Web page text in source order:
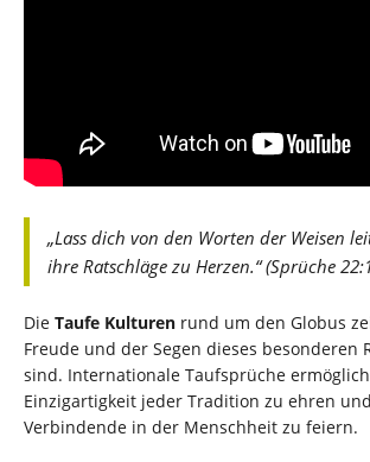
„Lass dich von den Worten der Weisen
ihre Ratschläge zu Herzen.“ (Sprüche
Die Taufe Kulturen rund um den Globus
Freude und der Segen dieses besonderen
sind. Internationale Taufsprüche
Einzigartigkeit jeder Tradition zu ehren
Verbindende in der Menschheit zu feiern.